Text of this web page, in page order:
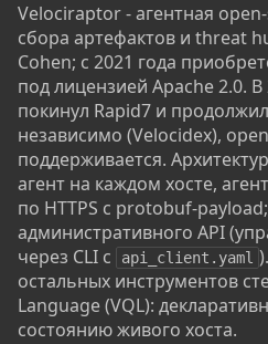
Velociraptor - агентная
сбора артефактов и threat
Cohen; с 2021 года
под лицензией Apache 2.0.
покинул Rapid7 и
независимо (Velocidex),
поддерживается.
агент на каждом хосте,
по HTTPS с protobuf-
административного API
через CLI с
api_client.yaml
остальных инструментов
Language (VQL):
состоянию живого хоста.